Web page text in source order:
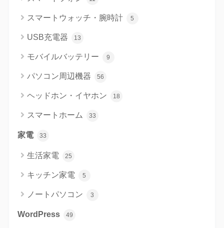
スマートウォッチ・腕時計 5
USB充電器 13
モバイルバッテリー 9
パソコン周辺機器 56
ヘッドホン・イヤホン 18
スマートホーム 33
家電 33
生活家電 25
キッチン家電 5
ノートパソコン 3
WordPress 49